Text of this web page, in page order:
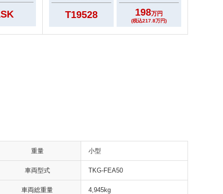
T19528 198万円
(税込217.8万円)
重量 小型
車両型式 TKG-FEA50
車両総重量 4,945kg